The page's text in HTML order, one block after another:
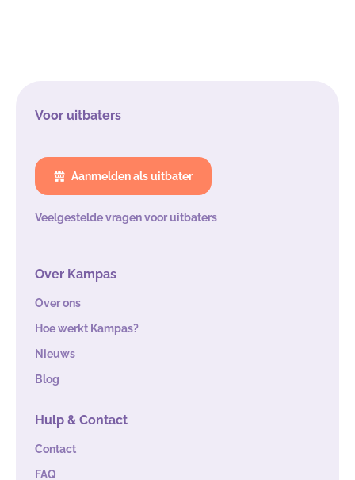
Voor uitbaters
Aanmelden als uitbater
Veelgestelde vragen voor uitbaters
Over Kampas
Over ons
Hoe werkt Kampas?
Nieuws
Blog
Hulp & Contact
Contact
FAQ